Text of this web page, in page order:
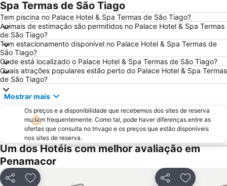
Sé Catedral da Guarda
Castelo de Sortelha
Castelo de Linhares da Beira
Antiga Judiaria da Guarda
Barragem Marechal Carmona
Sierra de Gata
Spa Termas de São Tiago
Tem piscina no Palace Hotel & Spa Termas de São Tiago?
Animais de estimação são permitidos no Palace Hotel & Spa Termas
de São Tiago?
Tem estacionamento disponível no Palace Hotel & Spa Termas de
São Tiago?
Onde está localizado o Palace Hotel & Spa Termas de São Tiago?
Quais atrações populares estão perto do Palace Hotel & Spa Termas
de São Tiago?
Mostrar mais
Os preços e a disponibilidade que recebemos dos sites de reserva
mudam frequentemente. Como tal, pode haver diferenças entre as
ofertas que consulta no trivago e os preços que estão disponíveis
nos sites de reserva.
Um dos Hotéis com melhor avaliação em
Penamacor
PartilharAdicionar aos favoritos PartilharAdicionar